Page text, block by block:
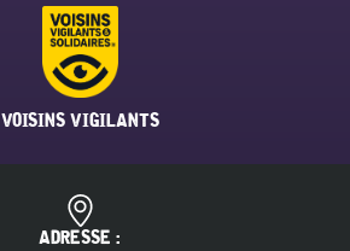
VOISINS VIGILANTS
ADRESSE :